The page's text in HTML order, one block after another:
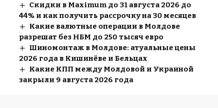
Скидки в Maximum до 31 августа 2026 до
44% и как получить рассрочку на 30 месяцев
Какие валютные операции в Молдове
разрешат без НБМ до 250 тысяч евро
Шиномонтаж в Молдове: атуальные цены
2026 года в Кишинёве и Бельцах
Какие КПП между Молдовой и Украиной
закрыли 9 августа 2026 года